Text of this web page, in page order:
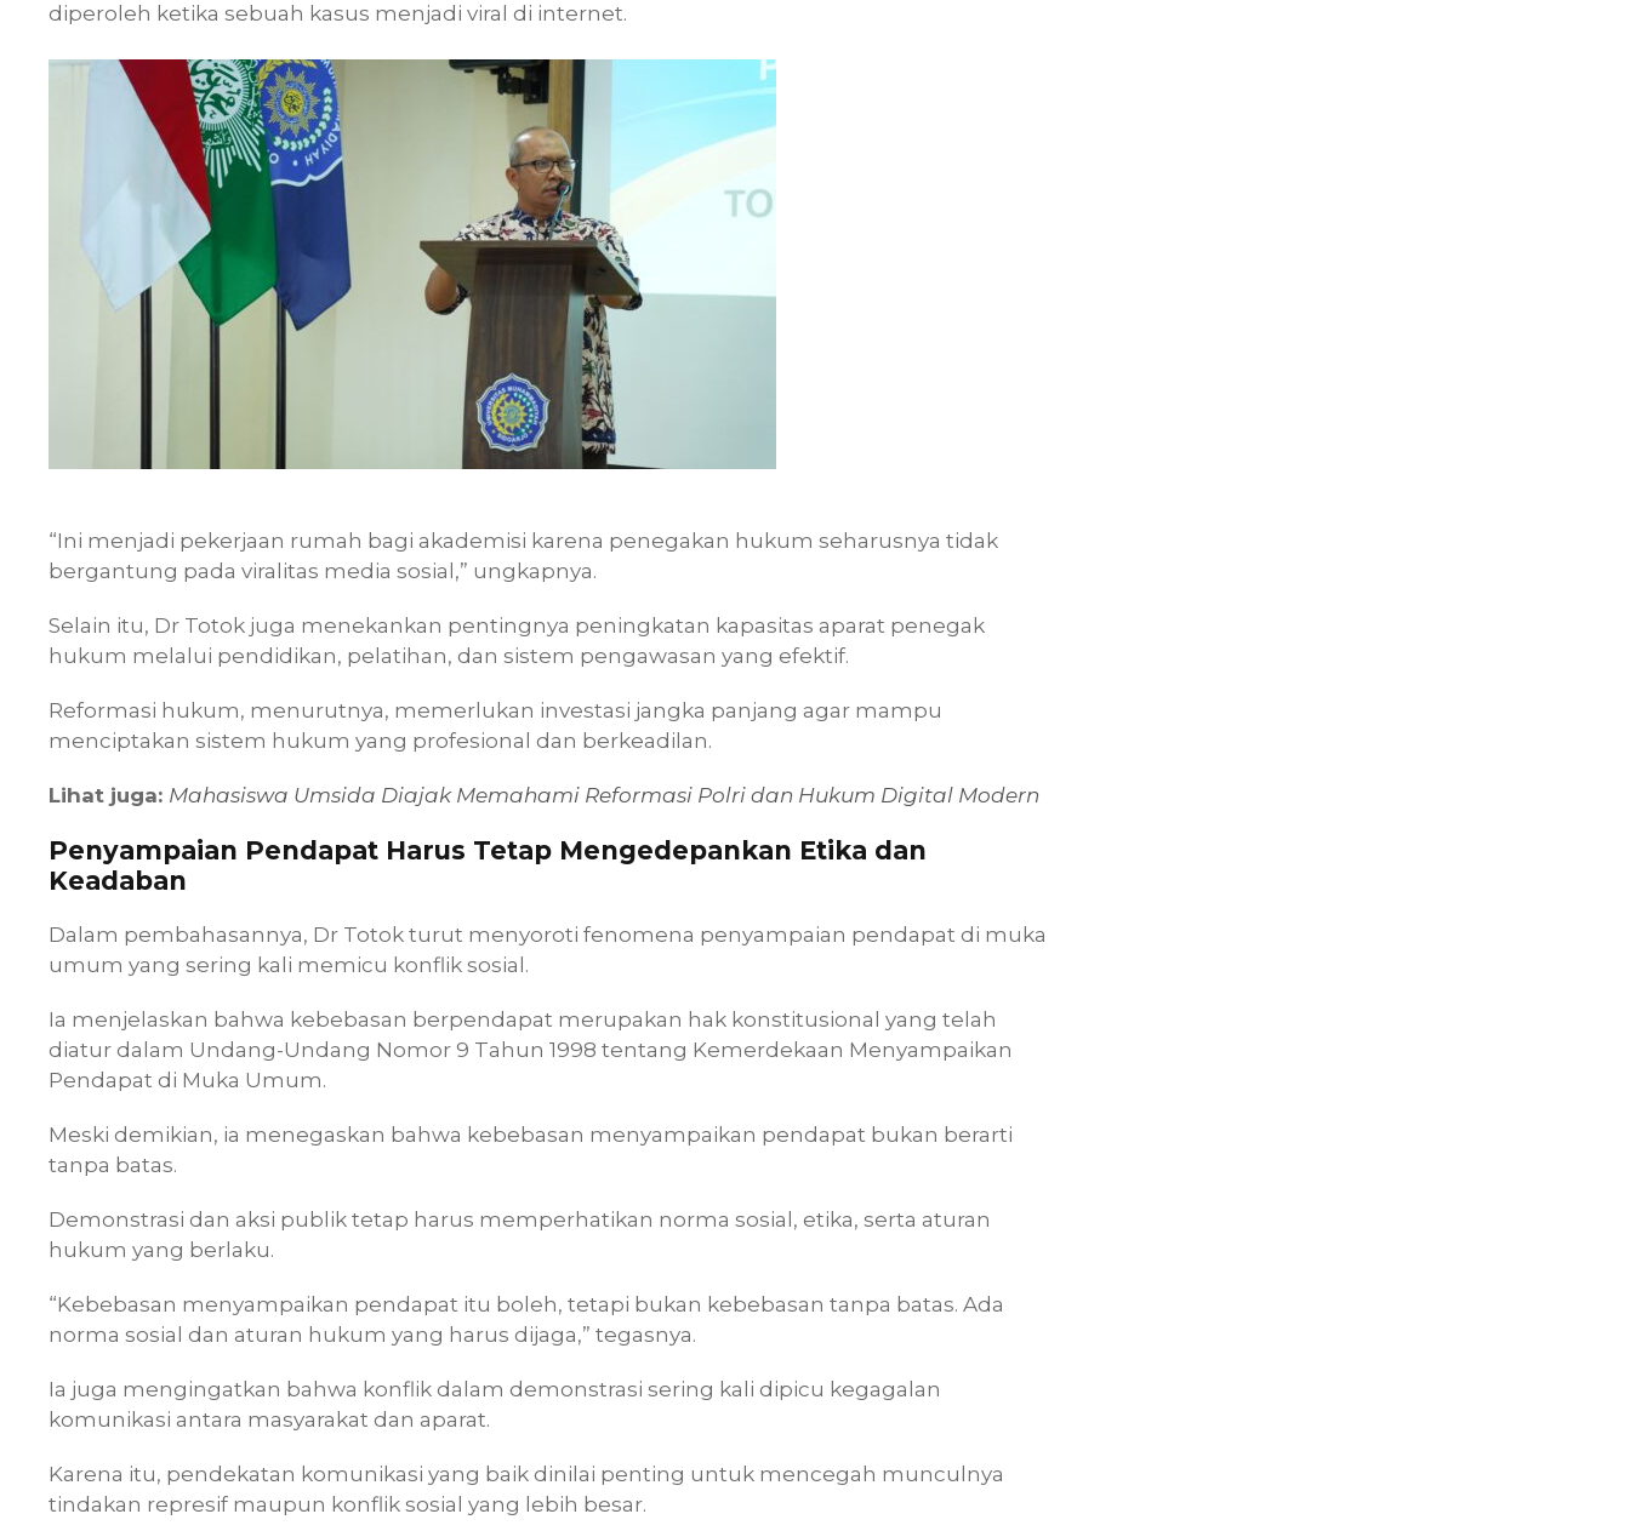
diperoleh ketika sebuah kasus menjadi viral di internet.
“Ini menjadi pekerjaan rumah bagi akademisi karena penegakan hukum seharusnya tidak
bergantung pada viralitas media sosial,” ungkapnya.
Selain itu, Dr Totok juga menekankan pentingnya peningkatan kapasitas aparat penegak
hukum melalui pendidikan, pelatihan, dan sistem pengawasan yang efektif.
Reformasi hukum, menurutnya, memerlukan investasi jangka panjang agar mampu
menciptakan sistem hukum yang profesional dan berkeadilan.
Lihat juga: Mahasiswa Umsida Diajak Memahami Reformasi Polri dan Hukum Digital Modern
Penyampaian Pendapat Harus Tetap Mengedepankan Etika dan
Keadaban
Dalam pembahasannya, Dr Totok turut menyoroti fenomena penyampaian pendapat di muka
umum yang sering kali memicu konflik sosial.
Ia menjelaskan bahwa kebebasan berpendapat merupakan hak konstitusional yang telah
diatur dalam Undang-Undang Nomor 9 Tahun 1998 tentang Kemerdekaan Menyampaikan
Pendapat di Muka Umum.
Meski demikian, ia menegaskan bahwa kebebasan menyampaikan pendapat bukan berarti
tanpa batas.
Demonstrasi dan aksi publik tetap harus memperhatikan norma sosial, etika, serta aturan
hukum yang berlaku.
“Kebebasan menyampaikan pendapat itu boleh, tetapi bukan kebebasan tanpa batas. Ada
norma sosial dan aturan hukum yang harus dijaga,” tegasnya.
Ia juga mengingatkan bahwa konflik dalam demonstrasi sering kali dipicu kegagalan
komunikasi antara masyarakat dan aparat.
Karena itu, pendekatan komunikasi yang baik dinilai penting untuk mencegah munculnya
tindakan represif maupun konflik sosial yang lebih besar.